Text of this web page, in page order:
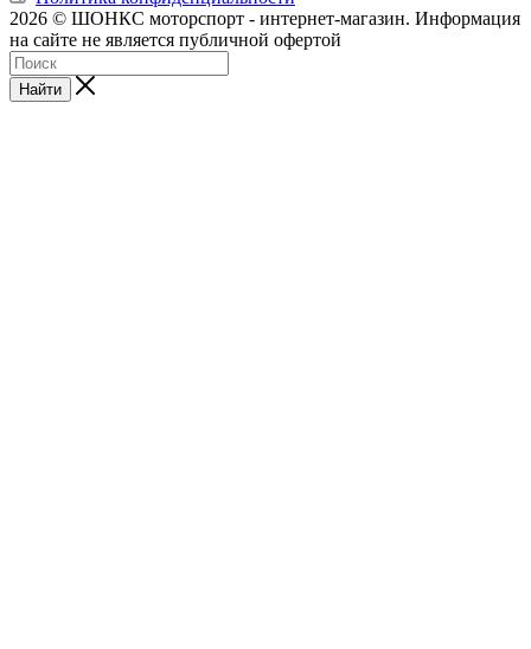
2026 © ШОНКС моторспорт - интернет-магазин. Информация
на сайте не является публичной офертой
Найти